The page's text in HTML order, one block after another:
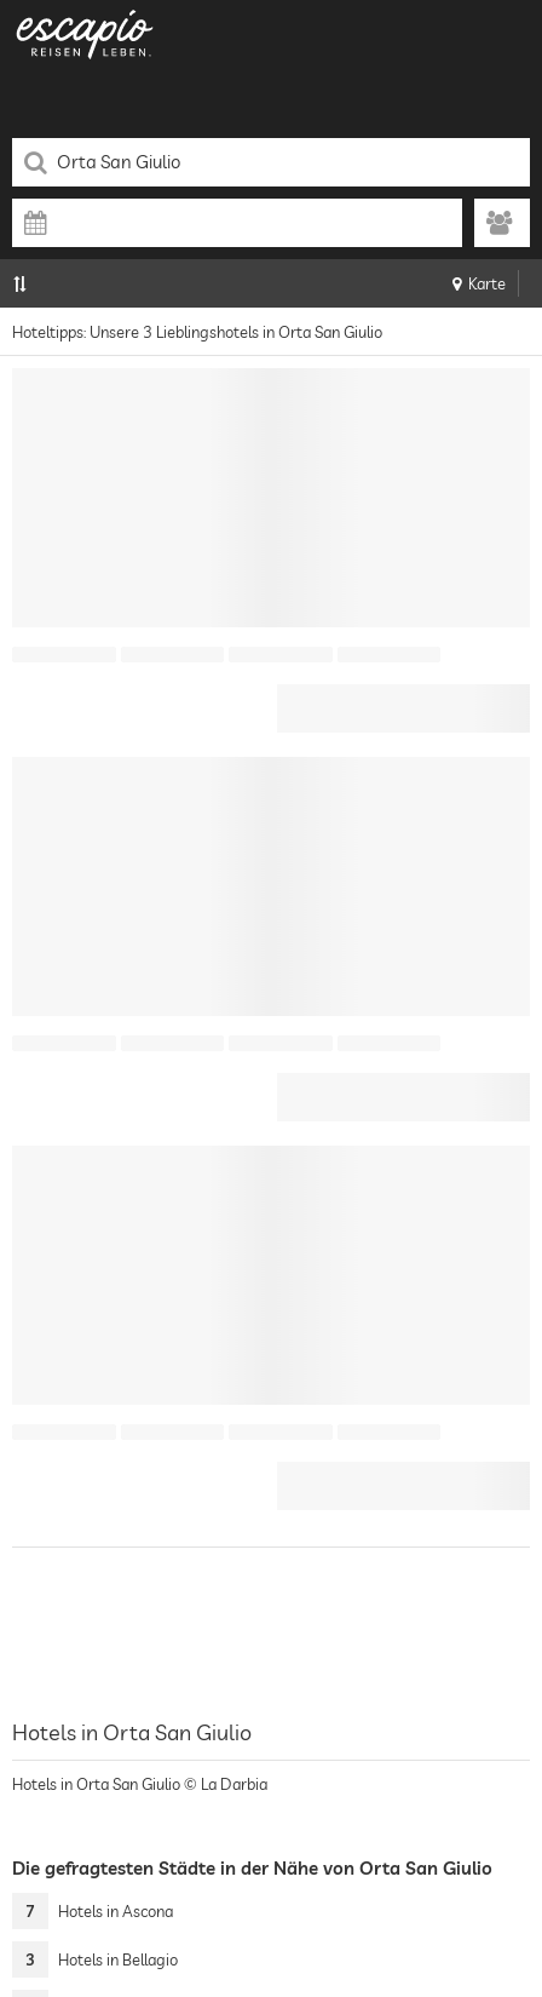
Karte
Hoteltipps: Unsere 3 Lieblingshotels in Orta San Giulio
Hotels in Orta San Giulio
Hotels in Orta San Giulio © La Darbia
Die gefragtesten Städte in der Nähe von Orta San Giulio
7 Hotels in Ascona
3 Hotels in Bellagio